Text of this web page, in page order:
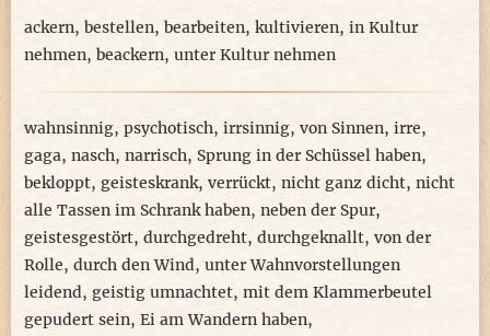
ackern, bestellen, bearbeiten, kultivieren, in Kultur
nehmen, beackern, unter Kultur nehmen
wahnsinnig, psychotisch, irrsinnig, von Sinnen, irre,
gaga, nasch, narrisch, Sprung in der Schüssel haben,
bekloppt, geisteskrank, verrückt, nicht ganz dicht, nicht
alle Tassen im Schrank haben, neben der Spur,
geistesgestört, durchgedreht, durchgeknallt, von der
Rolle, durch den Wind, unter Wahnvorstellungen
leidend, geistig umnachtet, mit dem Klammerbeutel
gepudert sein, Ei am Wandern haben,